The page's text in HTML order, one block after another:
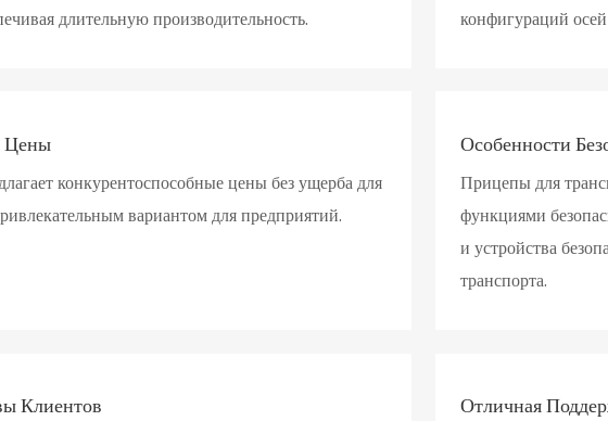
длительную производительность.
конфигураций
Цены
конкурентоспособные цены без ущерба для
вариантом для предприятий.
Особенности
Прицепы для
функциями
и устройства
транспорта.
Клиентов Отличная